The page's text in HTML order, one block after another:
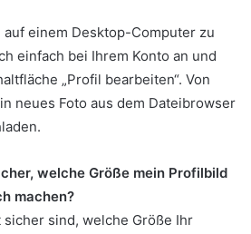
einem Desktop-Computer zu
einfach bei Ihrem Konto an und
„Profil bearbeiten“. Von
neues Foto aus dem Dateibrowser
welche Größe mein Profilbild
machen?
sicher sind, welche Größe Ihr